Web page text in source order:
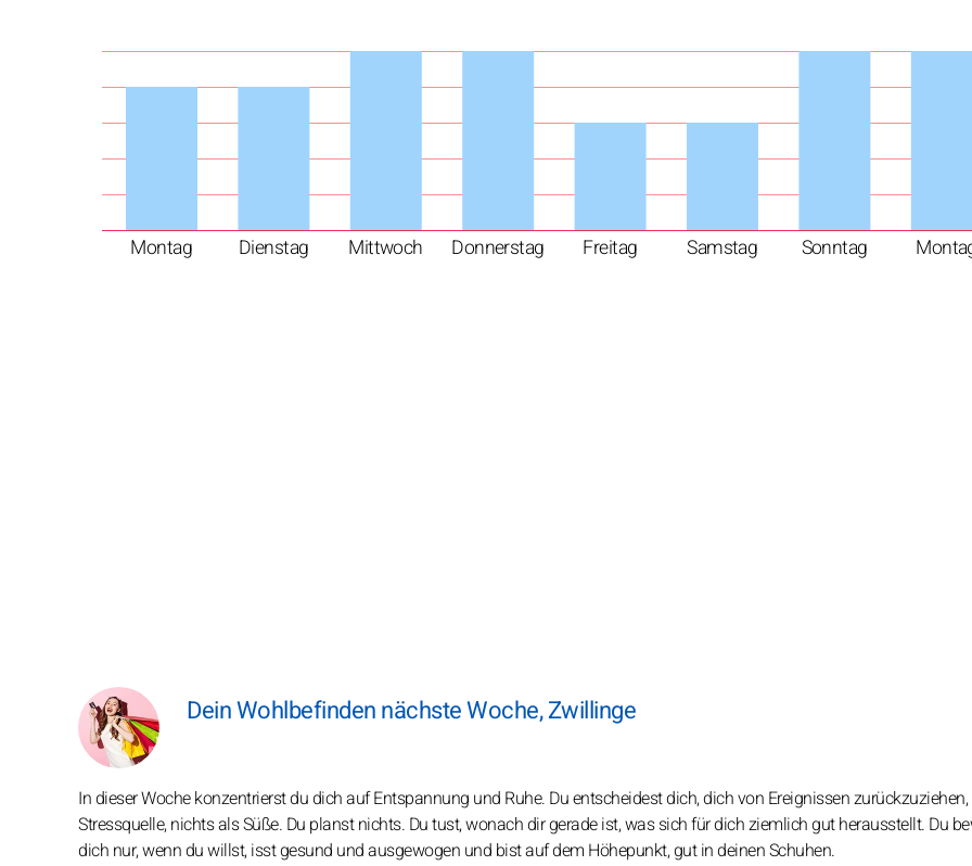
Montag Dienstag Mittwoch Donnerstag Freitag Samstag Sonntag
Dein Wohlbefinden nächste Woche, Zwillinge
In dieser Woche konzentrierst du dich auf Entspannung und Ruhe. Du entscheidest dich, dich von Ereignissen zurückzuziehen,
Stressquelle, nichts als Süße. Du planst nichts. Du tust, wonach dir gerade ist, was sich für dich ziemlich gut herausstellt. Du
dich nur, wenn du willst, isst gesund und ausgewogen und bist auf dem Höhepunkt, gut in deinen Schuhen.